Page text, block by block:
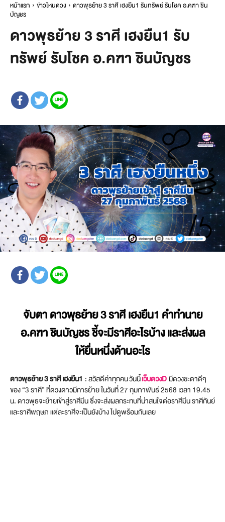
หน้าแรก ข่าวโหนดวง
ดาวพุธย้าย 3 ราศี เฮงยืน1 รับทรัพย์ รับโชค อ.คฑา ชิน
บัญชร
ดาวพุธย้าย 3 ราศี เฮงยืน1 รับ
ทรัพย์ รับโชค อ.คฑา ชินบัญชร
จับตาดาวพุธย้าย 3 ราศี เฮงยืน1 คำทำนาย
อ.คฑา ชินบัญชร ชี้จะมีราศีอะไรบ้าง และส่งผล
ให้ยื่นหนึ่งด้านอะไร
ดาวพุธย้าย 3 ราศี เฮงยืน1 : สวัสดีค่าทุกคน วันนี้เว็บดวงDมีดวงชะตาดีๆ
ของ “3 ราศี” ที่ดวงดาวมีการย้าย ในวันที่ 27 กุมภาพันธ์ 2568 เวลา 19.45
น. ดาวพุธจะย้ายเข้าสู่ราศีมีน ซึ่งจะส่งผลกระทบที่น่าสนใจต่อราศีมีน ราศีกันย์
และราศีพฤษภ แต่ละราศีจะเป็นยังบ้าง ไปดูพร้อมกันเลย